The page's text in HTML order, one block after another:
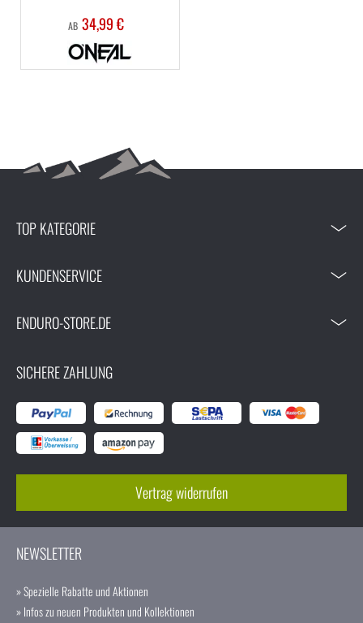
AB 34,99 €
TOP KATEGORIE
KUNDENSERVICE
ENDURO-STORE.DE
SICHERE ZAHLUNG
Vertrag widerrufen
NEWSLETTER
» Spezielle Rabatte und Aktionen
» Infos zu neuen Produkten und Kollektionen